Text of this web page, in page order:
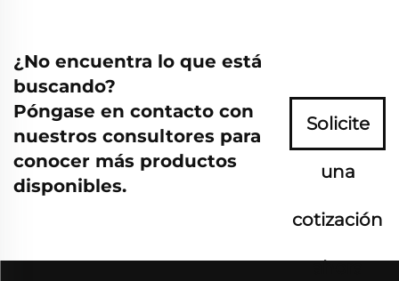
¿No encuentra lo que está
buscando?
Póngase en contacto con
nuestros consultores para
conocer más productos
disponibles.
Solicite
una
cotización
ahora